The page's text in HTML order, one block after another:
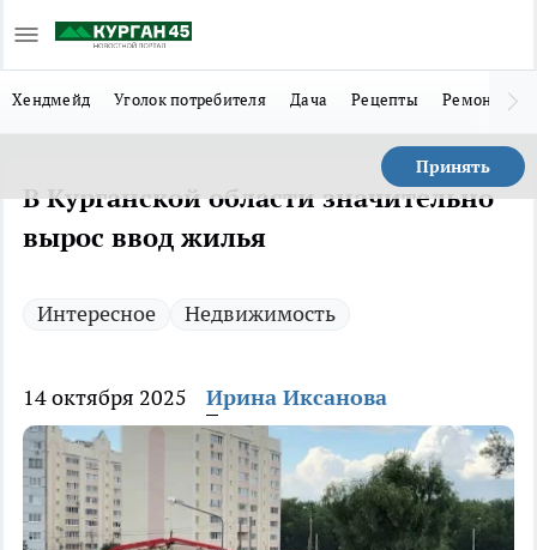
Хендмейд Уголок потребителя Дача Рецепты Ремонт
Принять
В Курганской области значительно
вырос ввод жилья
Интересное Недвижимость
14 октября 2025 Ирина Иксанова